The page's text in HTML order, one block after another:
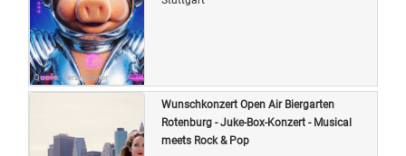
Quelle: Veranstalter
Wunschkonzert Open Air Biergarten
Rotenburg - Juke-Box-Konzert - Musical
meets Rock & Pop